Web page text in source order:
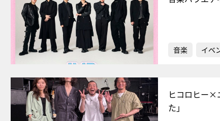
音楽 イベ
ヒコロヒー×
た」